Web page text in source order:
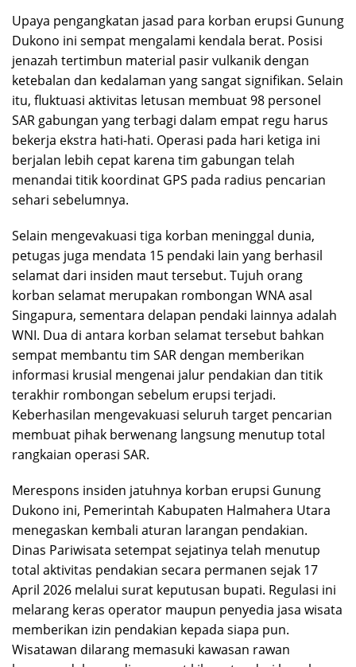
Upaya pengangkatan jasad para korban erupsi Gunung
Dukono ini sempat mengalami kendala berat. Posisi
jenazah tertimbun material pasir vulkanik dengan
ketebalan dan kedalaman yang sangat signifikan. Selain
itu, fluktuasi aktivitas letusan membuat 98 personel
SAR gabungan yang terbagi dalam empat regu harus
bekerja ekstra hati-hati. Operasi pada hari ketiga ini
berjalan lebih cepat karena tim gabungan telah
menandai titik koordinat GPS pada radius pencarian
sehari sebelumnya.
Selain mengevakuasi tiga korban meninggal dunia,
petugas juga mendata 15 pendaki lain yang berhasil
selamat dari insiden maut tersebut. Tujuh orang
korban selamat merupakan rombongan WNA asal
Singapura, sementara delapan pendaki lainnya adalah
WNI. Dua di antara korban selamat tersebut bahkan
sempat membantu tim SAR dengan memberikan
informasi krusial mengenai jalur pendakian dan titik
terakhir rombongan sebelum erupsi terjadi.
Keberhasilan mengevakuasi seluruh target pencarian
membuat pihak berwenang langsung menutup total
rangkaian operasi SAR.
Merespons insiden jatuhnya korban erupsi Gunung
Dukono ini, Pemerintah Kabupaten Halmahera Utara
menegaskan kembali aturan larangan pendakian.
Dinas Pariwisata setempat sejatinya telah menutup
total aktivitas pendakian secara permanen sejak 17
April 2026 melalui surat keputusan bupati. Regulasi ini
melarang keras operator maupun penyedia jasa wisata
memberikan izin pendakian kepada siapa pun.
Wisatawan dilarang memasuki kawasan rawan